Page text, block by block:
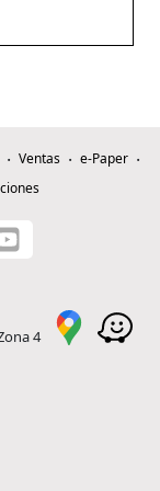
Ventas
e-Paper
4